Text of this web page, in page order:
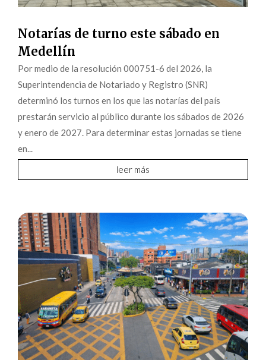
Notarías de turno este sábado en
Medellín
Por medio de la resolución 000751-6 del 2026, la
Superintendencia de Notariado y Registro (SNR)
determinó los turnos en los que las notarías del país
prestarán servicio al público durante los sábados de 2026
y enero de 2027. Para determinar estas jornadas se tiene
en...
leer más